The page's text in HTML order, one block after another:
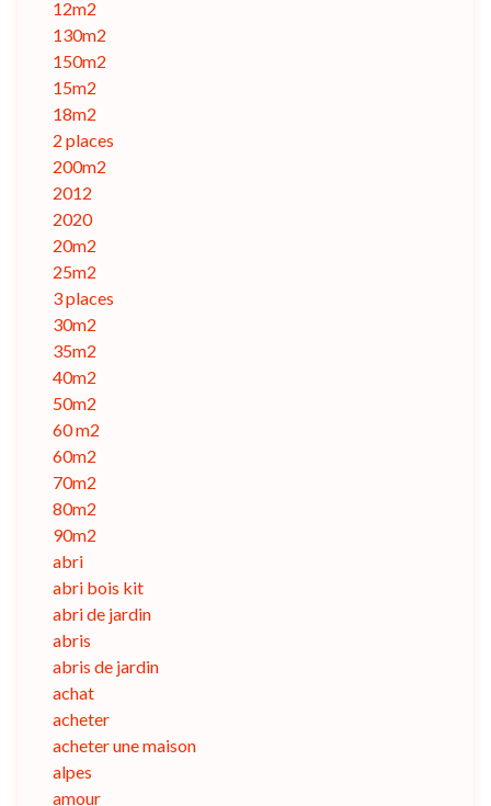
12m2
130m2
150m2
15m2
18m2
2 places
200m2
2012
2020
20m2
25m2
3 places
30m2
35m2
40m2
50m2
60 m2
60m2
70m2
80m2
90m2
abri
abri bois kit
abri de jardin
abris
abris de jardin
achat
acheter
acheter une maison
alpes
amour